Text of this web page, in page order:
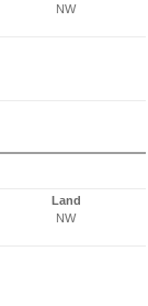
NW
Land
NW